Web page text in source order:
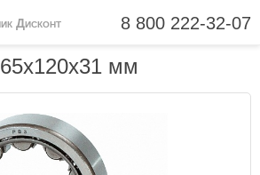
мм
Дисконт 8 800 222-32-07